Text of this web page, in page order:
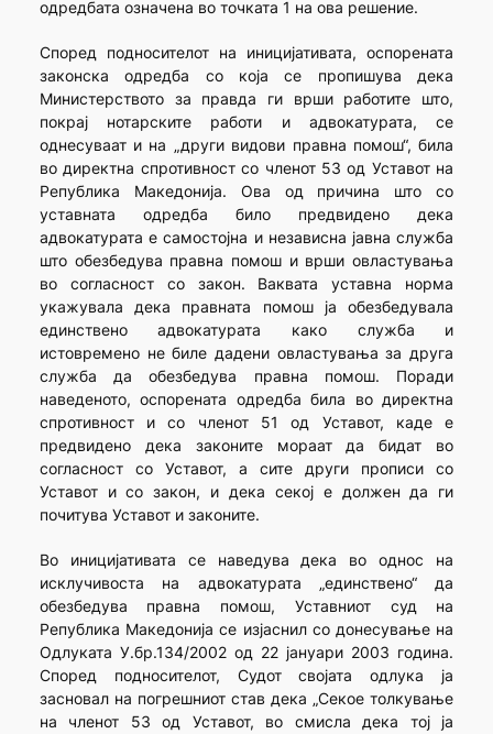
одредбата означена во точката 1 на ова решение.
Според подносителот на иницијативата, оспорената
законска одредба со која се пропишува дека
Министерството за правда ги врши работите што,
покрај нотарските работи и адвокатурата, се
однесуваат и на „други видови правна помош“, била
во директна спротивност со членот 53 од Уставот на
Република Македонија. Ова од причина што со
уставната одредба било предвидено дека
адвокатурата е самостојна и независна јавна служба
што обезбедува правна помош и врши овластувања
во согласност со закон. Ваквата уставна норма
укажувала дека правната помош ја обезбедувала
единствено адвокатурата како служба и
истовремено не биле дадени овластувања за друга
служба да обезбедува правна помош. Поради
наведеното, оспорената одредба била во директна
спротивност и со членот 51 од Уставот, каде е
предвидено дека законите мораат да бидат во
согласност со Уставот, а сите други прописи со
Уставот и со закон, и дека секој е должен да ги
почитува Уставот и законите.
Во иницијативата се наведува дека во однос на
исклучивоста на адвокатурата „единствено“ да
обезбедува правна помош, Уставниот суд на
Република Македонија се изјаснил со донесување на
Одлуката У.бр.134/2002 од 22 јануари 2003 година.
Според подносителот, Судот својата одлука ја
засновал на погрешниот став дека „Секое толкување
на членот 53 од Уставот, во смисла дека тој ја